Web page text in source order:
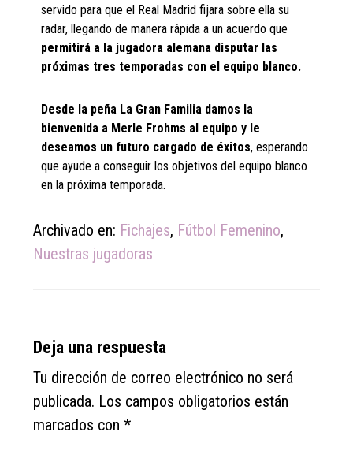
servido para que el Real Madrid fijara sobre ella su
radar, llegando de manera rápida a un acuerdo que
permitirá a la jugadora alemana disputar las
próximas tres temporadas con el equipo blanco.
Desde la peña La Gran Familia damos la
bienvenida a Merle Frohms al equipo y le
deseamos un futuro cargado de éxitos, esperando
que ayude a conseguir los objetivos del equipo blanco
en la próxima temporada.
Archivado en: Fichajes, Fútbol Femenino,
Nuestras jugadoras
Reader
Interactions
Deja una respuesta
Tu dirección de correo electrónico no será
publicada. Los campos obligatorios están
marcados con*